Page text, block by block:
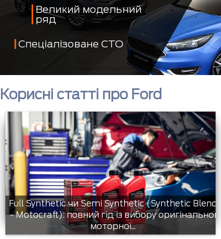
Великий модельний
ряд
Спеціалізоване СТО
Корисні статті про Ford
Full Synthetic чи Semi Synthetic (Synthetic Blend
- Motocraft): повний гід із вибору оригінальної
моторної...